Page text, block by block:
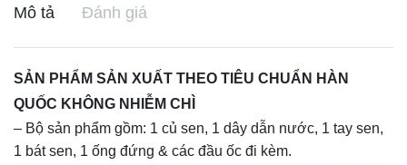
Mô tả Đánh giá
SẢN PHẨM SẢN XUẤT THEO TIÊU CHUẨN HÀN
QUỐC KHÔNG NHIỄM CHÌ
– Bộ sản phẩm gồm: 1 củ sen, 1 dây dẫn nước, 1 tay sen,
1 bát sen, 1 ống đứng & các đầu ốc đi kèm.